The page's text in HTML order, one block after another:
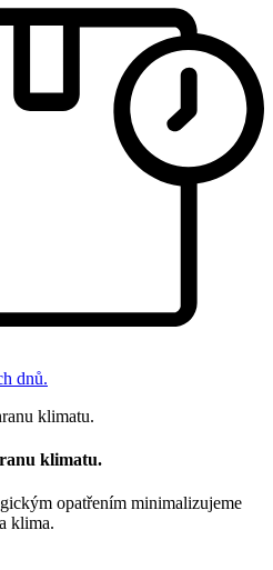
dnů.
klimatu.
opatřením minimalizujeme
klima.